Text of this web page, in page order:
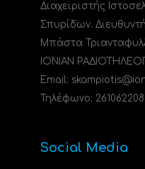
Διαχειριστής
Σπυρίδων.
Μπάστα
ΙΟΝΙΑΝ
Email:
Τηλέφωνο:
Social Media